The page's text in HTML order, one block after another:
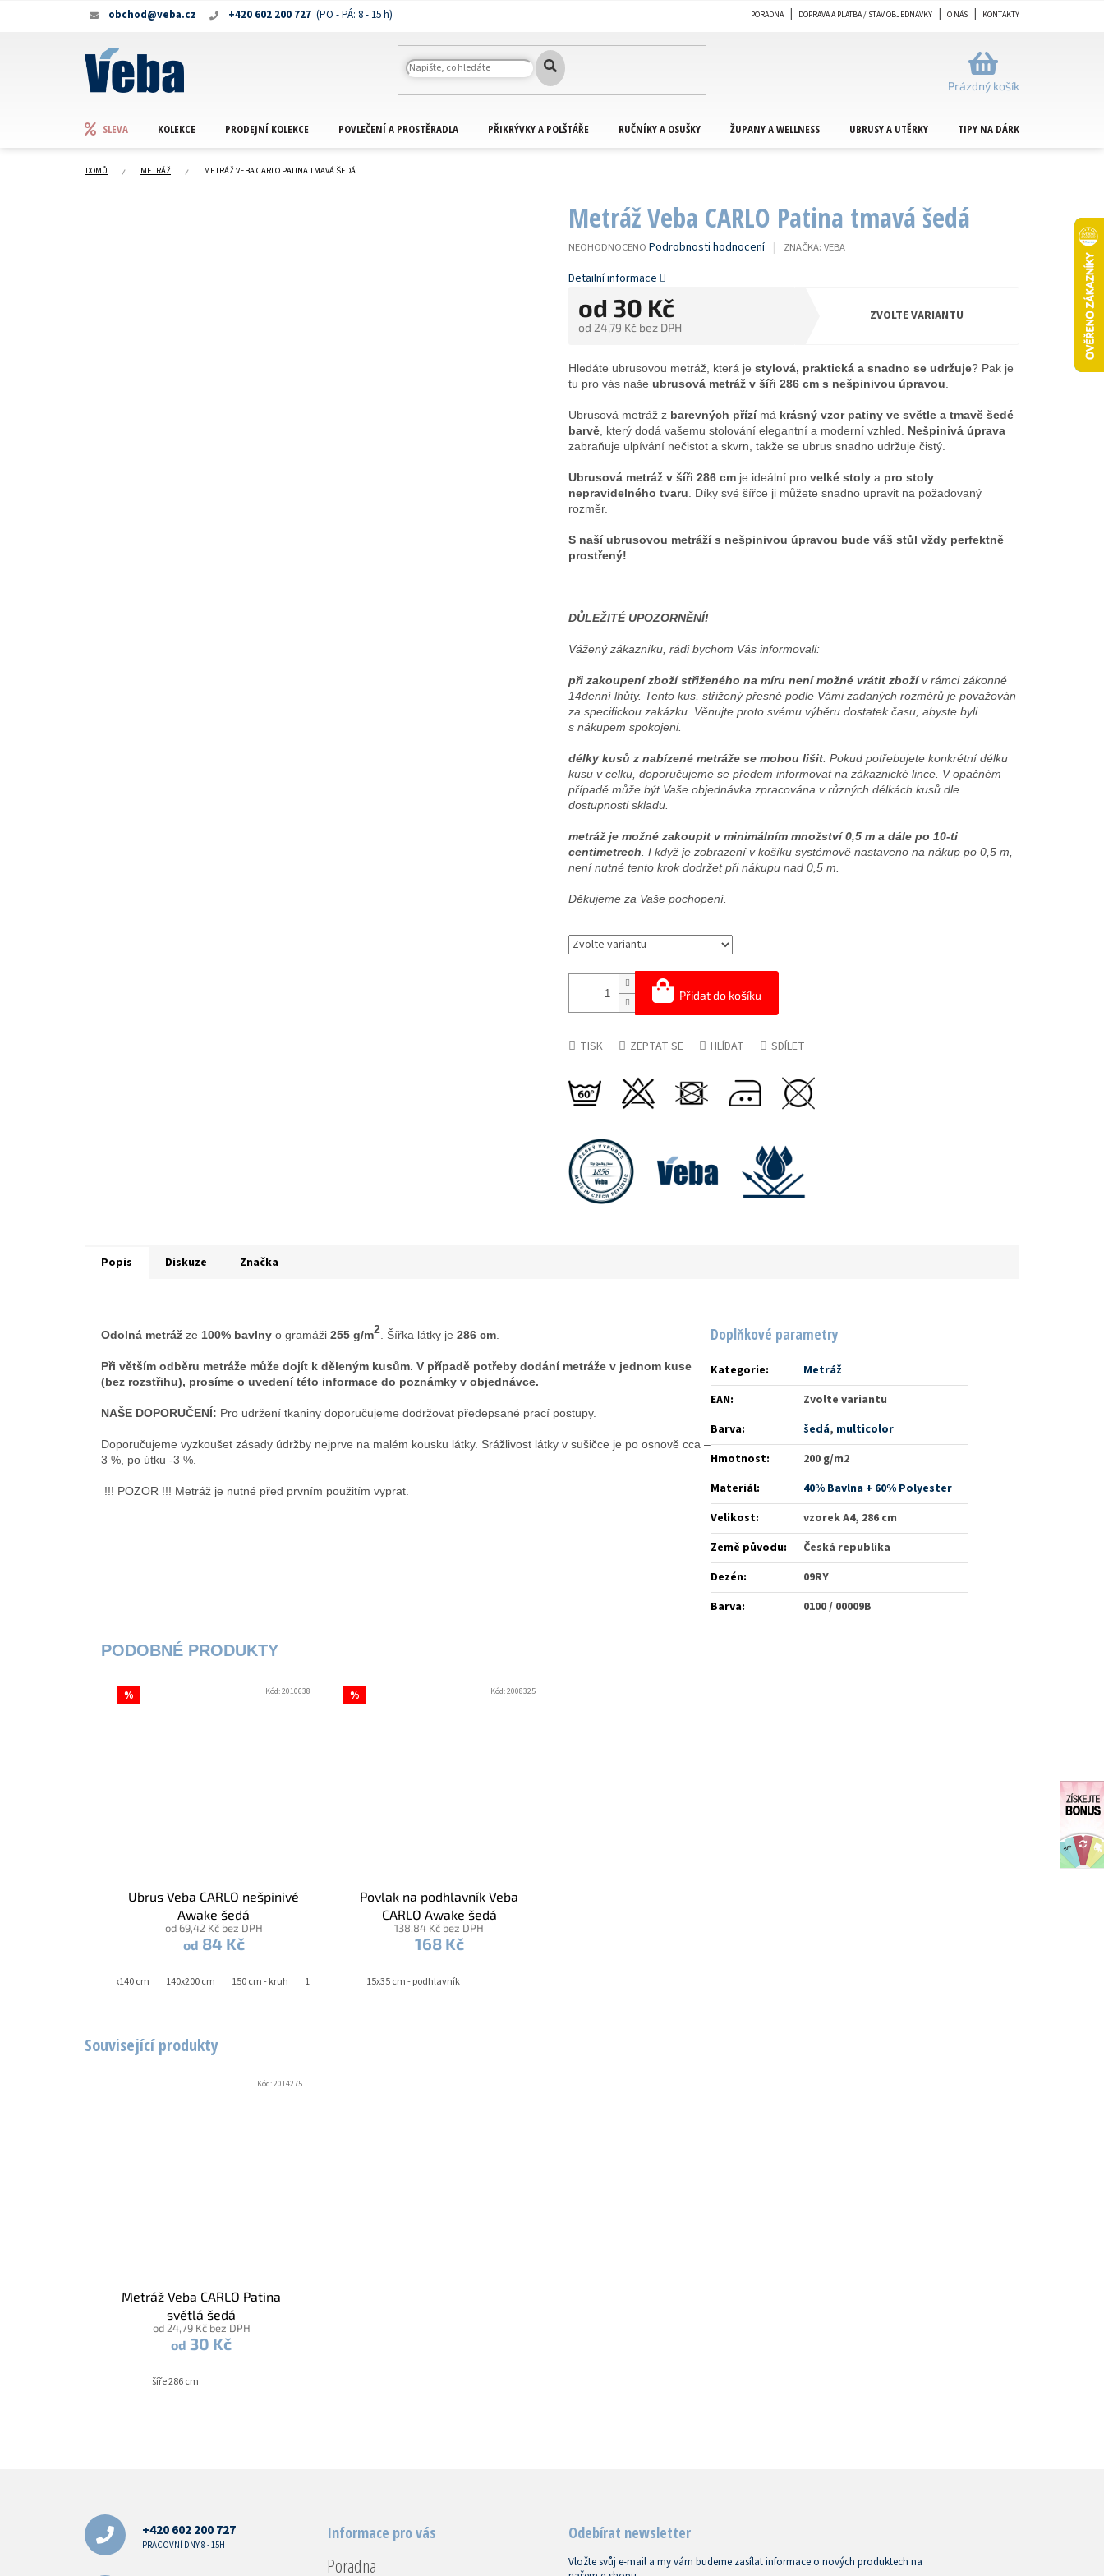
+420 602 200 727
obchod@veba.cz PORADNA DOPRAVA A PLATBA / STAV OBJEDNÁVKY O NÁS KONTAKTY
NÁKUPNÍ
KOŠÍK
Prázdný košík
SLEVA KOLEKCE PRODEJNÍ KOLEKCE POVLEČENÍ A PROSTĚRADLA PŘIKRÝVKY A POLŠTÁŘE RUČNÍKY A OSUŠKY ŽUPANY A WELLNESS UBRUSY A UTĚRKY TIPY NA DÁRKY
DOMŮ METRÁŽ METRÁŽ VEBA CARLO PATINA TMAVÁ ŠEDÁ
Metráž Veba CARLO Patina tmavá šedá
PRŮMĚRNÉ
PRODUKTU
NEOHODNOCENO Podrobnosti hodnocení ZNAČKA: VEBA
od 30 Kč
od 24,79 Kč bez DPH
ZVOLTE VARIANTU
Přidat do košíku
Hledáte ubrusovou metráž, která je stylová, praktická a snadno se udržuje? Pak je
tu pro vás naše ubrusová metráž v šíři 286 cm s nešpinivou úpravou.
Ubrusová metráž z barevných přízímá krásný vzor patiny ve světle a tmavě šedé
barvě, který dodá vašemu stolování elegantní a moderní vzhled. Nešpinivá úprava
zabraňuje ulpívání nečistot a skvrn, takže se ubrus snadno udržuje čistý.
Ubrusová metráž v šíři 286 cm je ideální pro velké stoly a pro stoly
nepravidelného tvaru. Díky své šířce ji můžete snadno upravit na požadovaný
rozměr.
S naší ubrusovou metráží s nešpinivou úpravou bude váš stůl vždy perfektně
prostřený!
DŮLEŽITÉ UPOZORNĚNÍ!
Vážený zákazníku, rádi bychom Vás informovali:
při zakoupení zboží střiženého na míru není možné vrátit zbožív rámci zákonné
14denní lhůty. Tento kus, střižený přesně podle Vámi zadaných rozměrů je považován
za specifickou zakázku. Věnujte proto svému výběru dostatek času, abyste byli
s nákupem spokojeni.
délky kusů z nabízené metráže se mohou lišit. Pokud potřebujete konkrétní délku
kusu v celku, doporučujeme se předem informovat na zákaznické lince. V opačném
případě může být Vaše objednávka zpracována v různých délkách kusů dle
dostupnosti skladu.
metráž je možné zakoupit v minimálním množství 0,5 m a dále po 10-ti
centimetrech. I když je zobrazení v košíku systémově nastaveno na nákup po 0,5 m,
není nutné tento krok dodržet při nákupu nad 0,5 m.
Děkujeme za Vaše pochopení.
Detailní informace
TISK ZEPTAT SE HLÍDAT SDÍLET
Související produkty
Metráž Veba CARLO Patina
světlá šedá
od 24,79 Kč bez DPH
od 30 Kč
šíře 286 cm
Kód:2014275
Popis Diskuze Značka
Odolná metráž ze 100% bavlny o gramáži 255 g/m2. Šířka látky je 286 cm.
Při větším odběru metráže může dojít k děleným kusům. V případě potřeby dodání metráže v jednom kuse
(bez rozstřihu), prosíme o uvedení této informace do poznámky v objednávce.
NAŠE DOPORUČENÍ: Pro udržení tkaniny doporučujeme dodržovat předepsané prací postupy.
Doporučujeme vyzkoušet zásady údržby nejprve na malém kousku látky. Srážlivost látky v sušičce je po osnově cca –
3 %, po útku -3 %.
!!! POZOR !!! Metráž je nutné před prvním použitím vyprat.
Doplňkové parametry
Kategorie:
Metráž
EAN:
Zvolte variantu
Barva: šedá, multicolor
Hmotnost:
200 g/m2
Materiál:
40% Bavlna + 60% Polyester
Velikost:
vzorek A4, 286 cm
Země původu:
Česká republika
Dezén:
09RY
Barva: 0100 / 00009B
%
Ubrus Veba CARLO nešpinivé
Awake šedá
od 69,42 Kč bez DPH
od 84 Kč
140x140 cm 140x200 cm 150 cm - kruh 160x220 cm 160x220 cm - ovál
Kód:2010638 %
Povlak na podhlavník Veba
CARLO Awake šedá
138,84 Kč bez DPH
168 Kč
15x35 cm - podhlavník
Kód:2008325
+420 602 200 727
PRACOVNÍ DNY 8 - 15H
Informace pro vás
Poradna
Odebírat newsletter
Vložte svůj e-mail a my vám budeme zasílat informace o nových produktech na